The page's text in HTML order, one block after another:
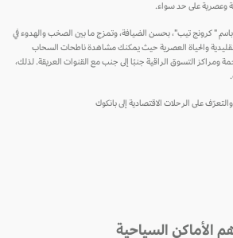
على حد سواء.
" كرونج تيب"، بحسن الضيافة، وتمزج ما بين الصخب والهدوء في
والحياة العصرية حيث يمكنك مشاهدة ناطحات السحاب
التسوق الراقية جنبًا إلى جنب مع القنوات العريقة. لذلك،
على الرحلات الاقتصادية إلى بانكوك
الأماكن السياحية